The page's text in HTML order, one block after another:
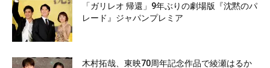
「ガリレオ 帰還」9年ぶりの劇場版『沈黙のパ
レード』ジャパンプレミア
木村拓哉、東映70周年記念作品で綾瀬はるか